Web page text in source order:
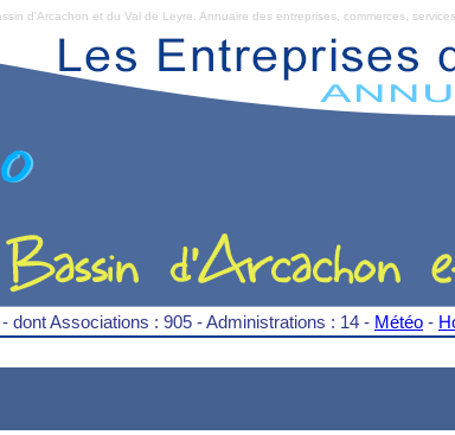
d'Arcachon et du Val de Leyre. Annuaire des entreprises, commerces,
dont Associations : 905 - Administrations : 14 - Météo -